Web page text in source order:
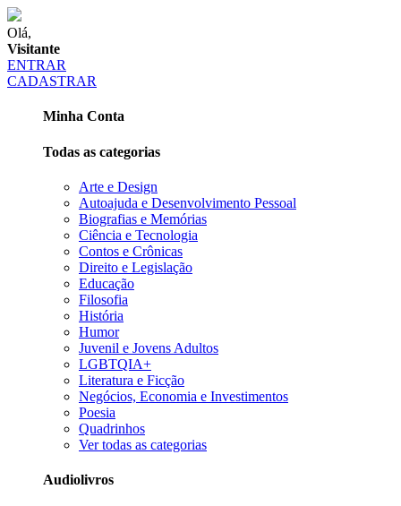
Olá,
Visitante
ENTRAR
CADASTRAR
Minha Conta
Todas as categorias
Arte e Design
Autoajuda e Desenvolvimento Pessoal
Biografias e Memórias
Ciência e Tecnologia
Contos e Crônicas
Direito e Legislação
Educação
Filosofia
História
Humor
Juvenil e Jovens Adultos
LGBTQIA+
Literatura e Ficção
Negócios, Economia e Investimentos
Poesia
Quadrinhos
Ver todas as categorias
Audiolivros